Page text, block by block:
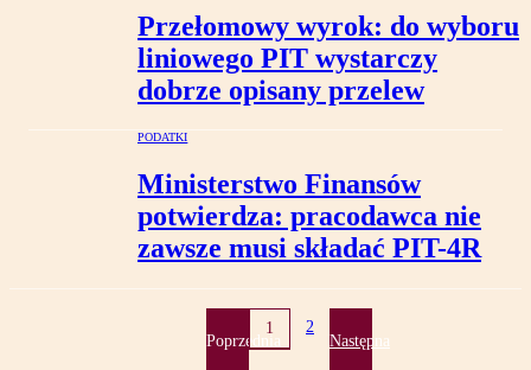
Przełomowy wyrok: do wyboru
liniowego PIT wystarczy
dobrze opisany przelew
PODATKI
Ministerstwo Finansów
potwierdza: pracodawca nie
zawsze musi składać PIT-4R
Poprzednia
1 2
Następna